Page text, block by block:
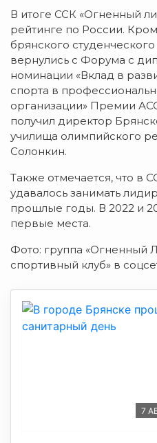
В итоге ССК «Огненный
рейтинге по России.
брянского
вернулись с Форума с
номинации «Вклад в
спорта в
организации» Премии
получил директор
училища олимпийского
Солонкин.
Также отмечается, что в
удавалось занимать
прошлые годы. В 2022 и
первые места.
Фото: группа «Огненный
спортивный клуб» в
7